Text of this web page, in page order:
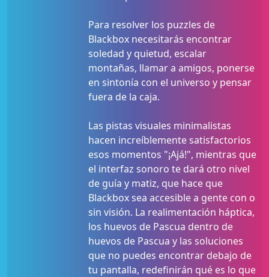
Para resolver los puzzles de
Blackbox necesitarás encontrar
soledad y quietud, escalar
montañas, llamar a amigos, ponerse
en sintonía con el universo y pensar
fuera de la caja.
Las pistas visuales minimalistas
hacen increíblemente satisfactorios
esos momentos "¡Ajá!", mientras que
el interfaz sonoro te dará otro nivel
de guía y matiz, que hace que
Blackbox sea accesible a gente con o
sin visión. La realimentación háptica,
los huevos de Pascua dentro de
huevos de Pascua y las soluciones
que no puedes encontrar debajo de
tu pantalla, redefinirán qué es lo que